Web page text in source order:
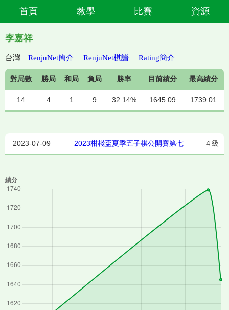
首頁 教學 比賽 資源
李嘉祥
台灣 RenjuNet簡介 RenjuNet棋譜 Rating簡介
對局數 勝局 和局 負局 勝率 目前績分 最高績分
14 4 1 9 32.14% 1645.09 1739.01
2023-07-09 2023柑棧盃夏季五子棋公開賽第七 ４級